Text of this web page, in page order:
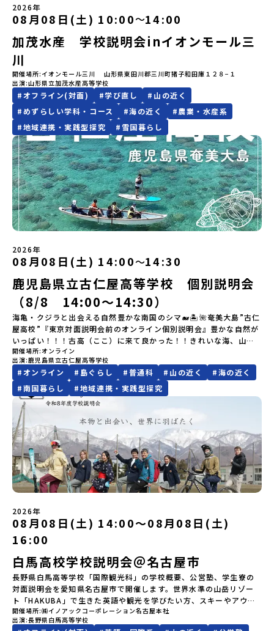
合、以下のルールに沿って対応させていただきます。ご了承くださ
い。プログラム開催日の前日＜7月27日＞から、【キャンセルのご連
絡日：お支払いいただく旅行代金】・21日目にあたる日以前：無
料・20日目-8日目：20％・7日目-2日目：30％・プログラム開始日
の前日：40％・プログラム開始日当日：50％・ご連絡無しでの不参
加またはプログラム開始後の解除：100％・催行中止について天候な
どの状況等によって開催を見合わせる可能性があります。その場合
は原則、開催日1週間前までにご連絡いたします。又、最少催行人数
に達しなかった場合は、開催日3週間前までに催行中止の旨をメール
にてご連絡いたします。・よくあるご質問その他、よくあるご質問
についてはこちらをご確認ください。運営団体について＜プログラ
ム主催：一般財団法人地域・教育魅力化プラットフォーム＞「意志
ある若者にあふれる持続可能な地域・社会をつくる」というビジョ
ンを掲げ、2017年3月に島根県に設立した教育事業団体です。日本
全国約200の高校と連携しながら、中学卒業後に地域の枠を越えて生
徒一人ひとりの夢や価値観に合った地域・学校で1〜3年間過ごすこ
とができるシステム「地域みらい留学」をはじめとした、教育事業
や地域活性モデルをつくり続けています。名 称：一般財団法人地
域・教育魅力化プラットフォーム設 立：2017年3月代表者：岩本
悠所在地：〒690-0842 島根県松江市東本町二丁目25-6 みらい
合わせ先担当：小川・小原E-mail：info@miratabi.jp「おためし
地域留学体験」のプログラム開催情報を公式LINEにて配信中！ぜひ
ご登録ください♪地域みらい留学公式LINE
「@miratabi.jp」からのメールを受信できるよう設定をお願いいた
します。※結果に関する個別のお問合せにはお答えしておりません
限りです。PC・スマートフォンからお申込ください。申込後の内容
変更はできません。お申込時は、メールアドレスの入力間違いにご
注意ください。・宿泊について１室に複数(同性2～4名程度)で宿泊
いただく予定です。・食事アレルギー対応について個別の詳細なア
レルギー対応希望にはお応えしかねる場合がございます。対応が必
要な場合は必ず事前にご相談ください。・参加取消や急遽参加でき
なくなった場合について参加決定後の参加お取り消しはご遠慮下さ
い。やむを得ないお取り消しの場合はお早めに事務局までご連絡く
ださい。・キャンセルポリシーやむを得ない参加お取り消しの場
合、以下のルールに沿って対応させていただきます。ご了承くださ
い。プログラム開催日の前日＜8月2日＞から、【キャンセルのご連
絡日：お支払いいただく旅行代金】・21日目にあたる日以前：無
料・20日目-8日目：20％・7日目-2日目：30％・プログラム開始日
の前日：40％・プログラム開始日当日：50％・ご連絡無しでの不参
加またはプログラム開始後の解除：100％・催行中止について天候な
どの状況等によって開催を見合わせる可能性があります。その場合
は原則、開催日1週間前までにご連絡いたします。又、最少催行人数
にてご連絡いたします。・よくあるご質問その他、よくあるご質問
についてはこちらをご確認ください。運営団体について＜プログラ
ム主催：一般財団法人地域・教育魅力化プラットフォーム＞「意志
ある若者にあふれる持続可能な地域・社会をつくる」というビジョ
ンを掲げ、2017年3月に島根県に設立した教育事業団体です。日本
全国約200の高校と連携しながら、中学卒業後に地域の枠を越えて生
徒一人ひとりの夢や価値観に合った地域・学校で1〜3年間過ごすこ
とができるシステム「地域みらい留学」をはじめとした、教育事業
や地域活性モデルをつくり続けています。名 称：一般財団法人地
域・教育魅力化プラットフォーム設 立：2017年3月代表者：岩本
悠所在地：〒690-0842 島根県松江市東本町二丁目25-6 みらい
BASE2階公式HP：http://c-platform.or.jp/お問い合わせ先担
当：小川・小原E-mail：info@miratabi.jp「おためし地域留学体
験」のプログラム開催情報を公式LINEにて配信中！ぜひご登録くだ
さい♪地域みらい留学公式LINE
14:30 解散【対象】中学2年生、中学3年生【宿泊先】ペンションき
らく※1室に複数(同性2～4名程度)で宿泊いただく予定です。【旅行
代金】無料※旅行代金に含まれる費用のうち、以下の内容が無料と
なります：・宿泊費（2泊分）・プログラム内のアクティビティ・体
合場所までの往復交通費・お土産代や自由時間の個人飲食費などの
個人的費用【募集人数】最大10名（お申し込み多数の場合は抽選の
上決定）【参加者決定】お申し込み多数の場合は、締め切り後1週間
を目途に当落結果をご連絡いたします。【申し込み締切】6月8日
(月)12：00 から 6月22日(月) 12：00まで疑問も不安もワクワクに
変える！「おためし地域留学」ステップアップ説明会プログラムの
内容を詳しく知りたい方や、お申し込みを迷われている方向けに
Zoomでのオンライン配信を行います。知りたい情報のレベルに合
わせて、以下の2つのステップをご活用ください。【STEP 1】全体
オンライン説明会（アーカイブ動画を公開中！）〜まずは「おため
し地域留学」を知りたい方へ〜日本全国20以上の地域から選んで参
加できる「おためし地域留学」の全体像や魅力について、説明会を
開催しました。中学生一人での参加にあたり、保護者様が特に気に
なる「安全面」や「事務局のサポート体制」についても詳しく解説
しています。ぜひ、ご自宅からお気軽にご視聴ください。🎬 [アーカ
https://youtu.be/Yt8nd04aNgA?si=e5erbspvwz5O8_uF
【STEP 2】プログラム説明会〜「八幡平市」の内容をもっと知りし
の？」「どんなまちなの？」という疑問にお答えする詳細配信で
す。2泊3日のプログラムの中身をお伝えします。日時：6月10日(水)
19：00〜20：00内容：どんなところ？プログラム詳細解説、質疑
応答紹介地域：鹿児島県出水市・出水工業高校/北海道標津町/岩手
県八幡平市/愛媛県鬼北町＊4つの地域のプログラムを1時間でぎゅっ
とお届けします。お申し込み：https://c-
mirai.jp/events/064069お気軽にどうぞ！「はじめての一人旅だ
けど大丈夫？」「どんな体験ができるの？」そんな保護者様の不安
や、中学生のみなさんの素朴な疑問にスタッフが直接お答えしま
す。チャットでの質問も可能ですので、ぜひご自宅からリラックス
してご参加ください。▼お申し込み前に必ずご確認ください・参加
規約への同意プログラムへの参加申し込みいただく前に、「お申し
込みに関する各規約」への同意が必須となります。ご確認くださ
い。・抽選による参加者決定についてお申込みいただいた方の中か
ら抽選の上、締め切り日から1週間を目途に、お申し込み時に記入い
ただいたメールアドレス宛に「当選／落選メール」をお送りいたし
ます。当選者は、メールに記載された「当選確認フォーム」に３日
以内に回答いただき、確認フォームの提出をもって参加確定とさせ
ていただきます。当選確認フォームの期日までにご回答いただけな
あった場合は、繰り上げ当選者へご連絡させていただきます。登録
メールアドレスの変更をご希望の場合は下記の地域みらい留学公式
LINEよりご連絡をお願いします。※受信制限設定をしていると、通
「@miratabi.jp」からのメールを受信できるよう設定をお願いいた
します。※結果に関する個別のお問合せにはお答えしておりません
ので、ご了承ください。・お申し込みについてお申込はお一人様1回
限りです。PC・スマートフォンからお申込ください。申込後の内容
変更はできません。お申込時は、メールアドレスの入力間違いにご
注意ください。・宿泊について１室に複数(同性2～4名程度)で宿泊
ける活動を行っています。今回のプログラムでは、この取り組みを
行う高校生たちと一緒に夕食づくりを体験。地域の食文化と向き合
は、きっと「未来へのヒント」が見つかるきっかけになります。そ
んな他にはないスペシャルな魅力がギュッと詰まった北海道標津町
でアクティビティをしたり、五感で感じるフィールドワークをしな
がら「雄大な自然と生き物」「伝統的な産業と人々の暮らし」の魅
力に触れ一緒に探求しませんか？体験のおすすめポイント体験プロ
グラム内容（予定）＜１日目＞（PM）「オリエンテーション・自己
紹介ワーク」「サーモン科学館見学」 -「鮭の聖地・しべつ」の歴
史や成り立ちを知る「夕食」 -高校生も一緒にみんなで夕食「1日
目の振り返り会」＜2日目＞（AM）「 ポー川史跡公園散策または渓
流釣り体験」 -1万年前の縄文文化に触れる -渓流釣りで自然を満
喫（PM）「地引網体験」 -地元の方との交流「自由時間：海の公
園で高校生とあそぶ！かたる！」 -高校生との交流「みんなで
BBQ・花火大会」 -さらにまちの人たちと交流＜3日目＞（AM）
「3日間の振り返りワーク」 -みんなで振り返り対話（PM） 13：
00 解散 (中標津空港 13：30頃到着)※14：50 中標津空港発 (羽田
空港16：45着)便を利用する想定※天候の状況や参加人数によってプ
ログラムを変更する場合がございます。参加概要【開催場所】北海
た方には7月10日(金) 18：30～20：00に「参加者向け事前オンラ
イン研修」をご案内する予定です。必ず参加をお願いします。【集合
場所・時間】中標津空港 8月4日(火) 14：30 集合【解散場所・時
間】中標津空港 8月6日(木) 13：30 解散【対象】中学2年生、中学3
年生【宿泊先】民宿 船長の家※1室に複数(同性2～4名程度)で宿泊
いただく予定です。【旅行代金】無料※旅行代金に含まれる費用の
うち、以下の内容が無料となります：・宿泊費（2泊分）・プログラ
ム内のアクティビティ・体験費用・一部の食事代*以下の費用は参加
者のご負担となります・集合場所までの往復交通費・お土産代や自
由時間の個人飲食費などの個人的費用【募集人数】最大10名（お申
し込み多数の場合は抽選の上決定）【参加者決定】お申し込み多数
の場合は、締め切り後1週間を目途に当落結果をご連絡いたします。
【申し込み受付期間】6月8日(月)12：00 から 6月22日(月) 12：00
まで疑問も不安もワクワクに変える！「おためし地域留学」ステッ
プアップ説明会プログラムの内容を詳しく知りたい方や、お申し込
みを迷われている方向けにZoomでのオンライン配信を行います。
知りたい情報のレベルに合わせて、以下の2つのステップをご活用く
ださい。【STEP 1】全体オンライン説明会（アーカイブ動画を公開
中！）〜まずは「おためし地域留学」を知りたい方へ〜日本全国20
以上の地域から選んで参加できる「おためし地域留学」の全体像や
魅力について、説明会を開催しました。中学生一人での参加にあた
制」についても詳しく解説しています。ぜひ、ご自宅からお気軽に
ご視聴ください。🎬 [アーカイブ動画を視聴する]YouTube：
https://youtu.be/Yt8nd04aNgA?si=e5erbspvwz5O8_uF
【STEP 2】プログラム説明会〜「標津町」の内容をもっと知りした
い方へ〜全体説明を聞いたうえで、「プログラムで何をするの？」
「どんなまちなの？」という疑問にお答えする詳細配信です。2泊3
日のプログラムの中身をお伝えします。日時：6月10日(水) 19：
00〜20：00内容：どんなところ？プログラム詳細解説、質疑応答紹
介地域：鹿児島県出水市・出水工業高校/北海道標津町/岩手県八幡
平市/愛媛県鬼北町＊4つの地域のプログラムを1時間でぎゅっとお届
けします。お申し込み：https://c-mirai.jp/events/064069お気
2026年
08月08日(土) 10:00〜14:00
加茂水産 学校説明会inイオンモール三
川
開催場所 イオンモール三川 山形県東田川郡三川町猪子和田庫１２８−１
出演 山形県立加茂水産高等学校
#オフライン(対面) #学び直し # 山の近く
#めずらしい学科・コース #海の近く #農業・水産系
#地域連携・実践型探究 #雪国暮らし
2026年
08月08日(土) 14:00〜14:30
鹿児島県立古仁屋高等学校 個別説明会
（8/8 14:00〜14:30）
海亀・クジラと出会える自然豊かな南国のシマ🐋🏝🌺奄美大島”古仁
屋高校”『東京対面説明会前のオンライン個別説明会』豊かな自然が
いっぱい！！！古高（ここ）に来て良かった！！きれいな海、山に
囲まれた鹿児島県の離島「古仁屋高校」人のあたたかさに触れ、自
立の心を学び、シマに貢献していきたいそんな気持ちを持った仲間
たちと一緒に学び成長しませんか？？皆さんと個別説明会でゆっく
りお話しできるのを楽しみにお待ちしております ♪
開催場所 オンライン
出演 鹿児島県立古仁屋高等学校
#オンライン # 島ぐらし #普通科 # 山の近く #海の近く
#南国暮らし #地域連携・実践型探究
2026年
08月08日(土) 14:00〜08月08日(土)
16:00
白馬高校学校説明会＠名古屋市
長野県白馬高等学校「国際観光科」の学校概要、公営塾、学生寮の
対面説明会を愛知県名古屋市で開催します。世界水準の山岳リゾー
ト「HAKUBA」で生きた英語や観光を学びたい方、スキーやアウト
ドアスポーツが大好きな方、山岳など白馬の大自然に親しみたい方
など、興味のある方は是非ご参加ください。白馬高校は地域ととも
開催場所 ㈱イノアックコーポレーション名古屋本社
出演 長野県白馬高等学校